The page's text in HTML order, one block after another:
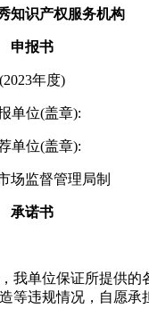
知识产权服务机构
申报书
(2023年度)
单位(盖章):
单位(盖章):
场监督管理局制
承诺书
我单位保证所提供的
等违规情况，自愿承